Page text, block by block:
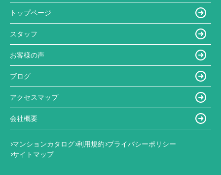
トップページ
スタッフ
お客様の声
ブログ
アクセスマップ
会社概要
マンションカタログ 利用規約 プライバシーポリシー
サイトマップ